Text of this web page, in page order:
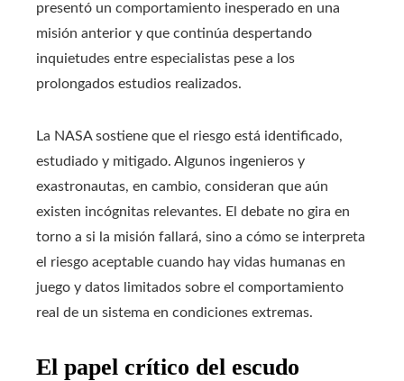
presentó un comportamiento inesperado en una
misión anterior y que continúa despertando
inquietudes entre especialistas pese a los
prolongados estudios realizados.
La NASA sostiene que el riesgo está identificado,
estudiado y mitigado. Algunos ingenieros y
exastronautas, en cambio, consideran que aún
existen incógnitas relevantes. El debate no gira en
torno a si la misión fallará, sino a cómo se interpreta
el riesgo aceptable cuando hay vidas humanas en
juego y datos limitados sobre el comportamiento
real de un sistema en condiciones extremas.
El papel crítico del escudo